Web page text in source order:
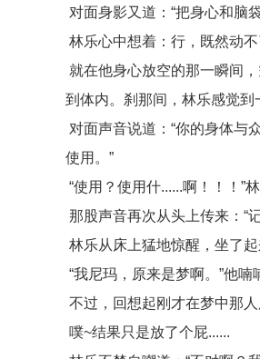
对面身影又道：“把身心和脑
林乐心中想着：行，既然动
就在他身心放空的那一瞬间
到体内。刹那间，林乐感觉到
对面声音说道：“你的身体与
使用。”
“使用？使用什......啊！！！”
那股声音再次从头上传来：“
林乐从床上猛地惊醒，坐了
“我尼玛，原来是梦啊。”他喃
不过，回想起刚才在梦中那
噗~结果只是放了个屁......